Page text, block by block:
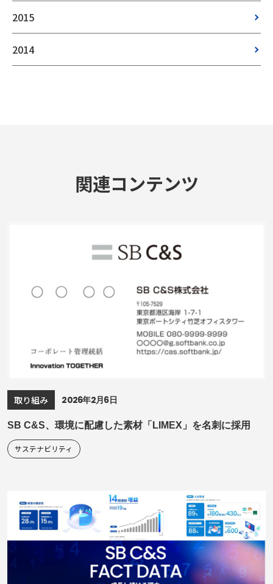
2015
2014
関連コンテンツ
取り組み 2026年2月6日
SB C&S、環境に配慮した素材「LIMEX」を名刺に採用
サステナビリティ